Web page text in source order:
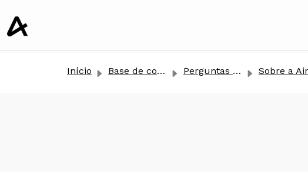
Início Base de conhecimento Perguntas Frequentes Sobre a Airtm